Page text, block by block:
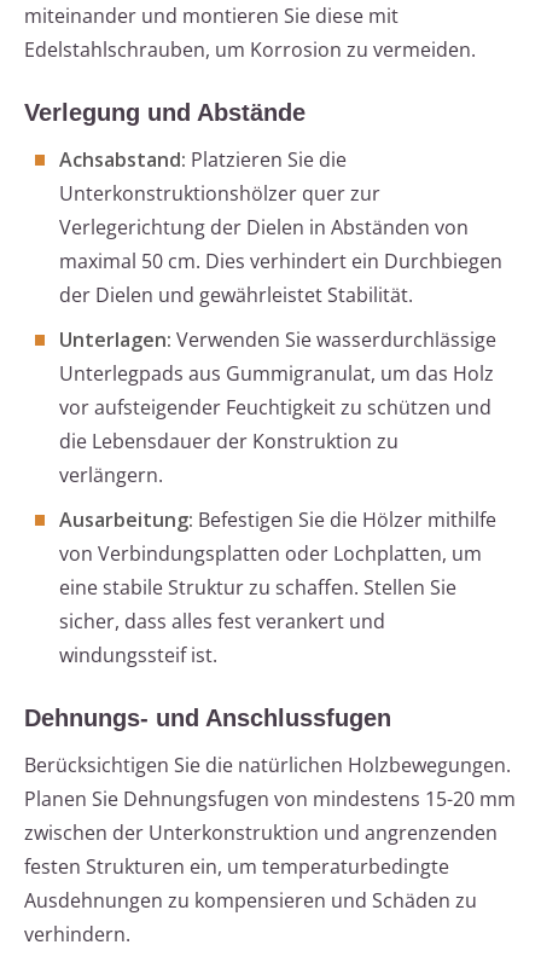
miteinander und montieren Sie diese mit
Edelstahlschrauben, um Korrosion zu vermeiden.
Verlegung und Abstände
Achsabstand: Platzieren Sie die
Unterkonstruktionshölzer quer zur
Verlegerichtung der Dielen in Abständen von
maximal 50 cm. Dies verhindert ein Durchbiegen
der Dielen und gewährleistet Stabilität.
Unterlagen: Verwenden Sie wasserdurchlässige
Unterlegpads aus Gummigranulat, um das Holz
vor aufsteigender Feuchtigkeit zu schützen und
die Lebensdauer der Konstruktion zu
verlängern.
Ausarbeitung: Befestigen Sie die Hölzer mithilfe
von Verbindungsplatten oder Lochplatten, um
eine stabile Struktur zu schaffen. Stellen Sie
sicher, dass alles fest verankert und
windungssteif ist.
Dehnungs- und Anschlussfugen
Berücksichtigen Sie die natürlichen Holzbewegungen.
Planen Sie Dehnungsfugen von mindestens 15-20 mm
zwischen der Unterkonstruktion und angrenzenden
festen Strukturen ein, um temperaturbedingte
Ausdehnungen zu kompensieren und Schäden zu
verhindern.